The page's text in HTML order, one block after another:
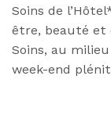
Soins de
être, beauté et
Soins, au
week-end